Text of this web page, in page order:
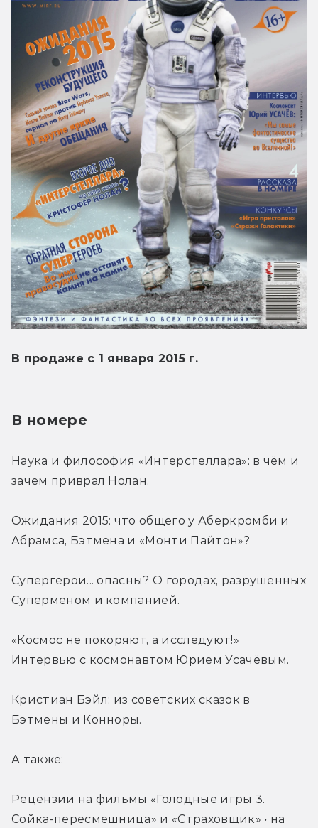
В продаже с 1 января 2015 г.
В номере
Наука и философия «Интерстеллара»: в чём и
зачем приврал Нолан.
Ожидания 2015: что общего у Аберкромби и
Абрамса, Бэтмена и «Монти Пайтон»?
Супергерои... опасны? О городах, разрушенных
Суперменом и компанией.
«Космос не покоряют, а исследуют!»
Интервью с космонавтом Юрием Усачёвым.
Кристиан Бэйл: из советских сказок в
Бэтмены и Конноры.
А также:
Рецензии на фильмы «Голодные игры 3.
Сойка-пересмешница» и «Страховщик» • на